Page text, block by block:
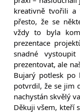
kreativně tvořili
přesto, že se
vždy to byla
prezentace
snadné
prezentovat, ale
Bujarý potlesk po
potvrdil, že se jim
nachystán skvělý
Děkuji všem, kteří